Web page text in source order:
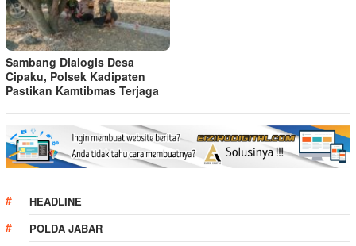
Sambang Dialogis Desa
Cipaku, Polsek Kadipaten
Pastikan Kamtibmas Terjaga
HEADLINE
POLDA JABAR